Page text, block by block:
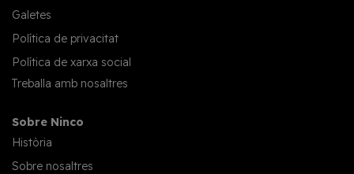
Galetes
Política de privacitat
Política de xarxa social
Treballa amb nosaltres
Sobre Ninco
Història
Sobre nosaltres